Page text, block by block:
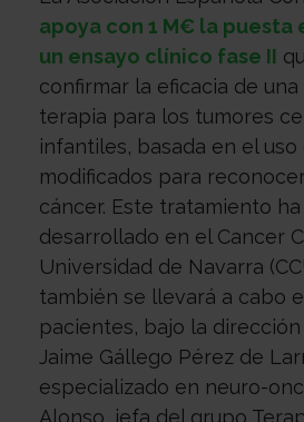
nosotros
de
prensa
Observatorio
Actualidad
Apoyo
psicológico
Atención
apoya con 1 M€ la puesta
un ensayo clínico fase II
confirmar la eficacia de
terapia para los tumores
infantiles, basada en el uso
modificados para
cáncer. Este tratamiento ha
desarrollado en el Cancer
Universidad de Navarra
también se llevará a cabo
pacientes, bajo la dirección
Jaime Gállego Pérez de
especializado en neuro-
Alonso, jefa del grupo